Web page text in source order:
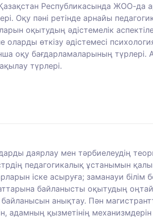
Республикасында ЖОО-да
Оқу пәні ретінде арнайы
оқытудың әдістемелік
өткізу әдістемесі
оқу бағдарламаларының түрлері.
түрлері.
даярлау мен тәрбиелеудің
педагогикалық ұстанымын
іске асыруға; заманауи білім
байланысты оқытудың
анықтау. Пән
адамның қызметінің